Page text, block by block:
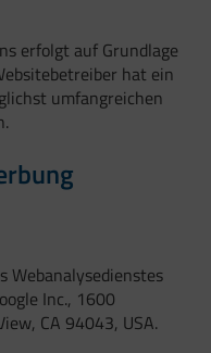
erfolgt auf Grundlage
hat ein
umfangreichen
Webanalysedienstes
Inc., 1600
CA 94043, USA.